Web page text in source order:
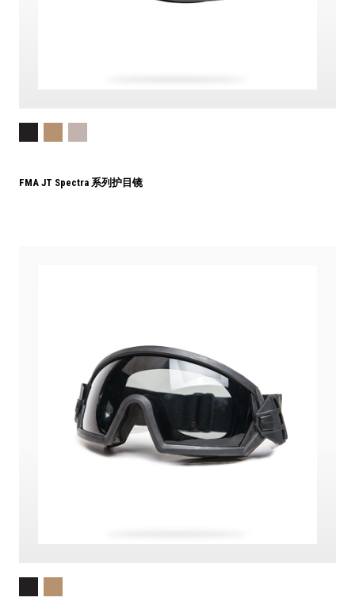
FMA JT Spectra 系列护目镜